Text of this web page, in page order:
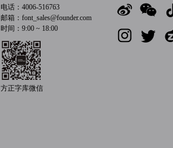
电话：4006-516763
邮箱：font_sales@founder.com
时间：9:00 ~ 18:00
方正字库微信